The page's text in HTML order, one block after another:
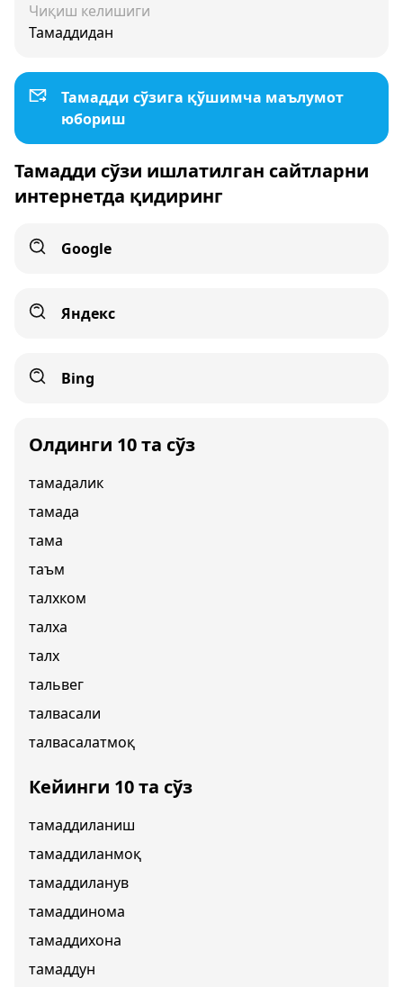
Чиқиш келишиги
Тамаддидан
Тамадди сўзига қўшимча маълумот
юбориш
Тамадди сўзи ишлатилган сайтларни
интернетда қидиринг
Google
Яндекс
Bing
Олдинги 10 та сўз
тамадалик
тамада
тама
таъм
талхком
талха
талх
тальвег
талвасали
талвасалатмоқ
Кейинги 10 та сўз
тамаддиланиш
тамаддиланмоқ
тамаддиланув
тамаддинома
тамаддихона
тамаддун